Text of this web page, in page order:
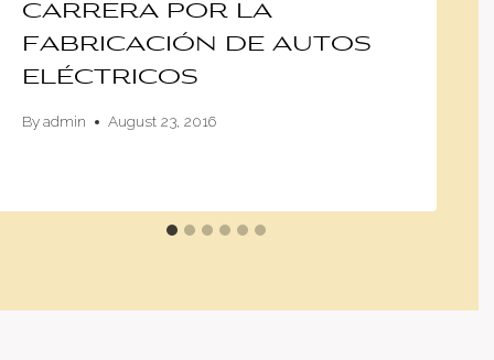
carrera por la
fabricación de autos
eléctricos
Byadmin August 23, 2016